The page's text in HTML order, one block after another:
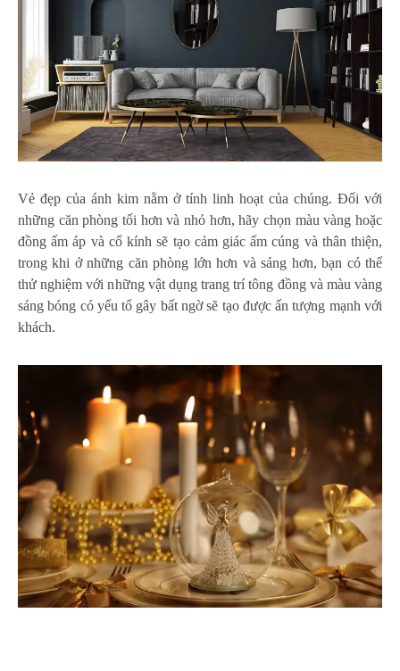
Vẻ đẹp của ánh kim nằm ở tính linh hoạt của chúng. Đối với
những căn phòng tối hơn và nhỏ hơn, hãy chọn màu vàng hoặc
đồng ấm áp và cổ kính sẽ tạo cảm giác ấm cúng và thân thiện,
trong khi ở những căn phòng lớn hơn và sáng hơn, bạn có thể
thử nghiệm với những vật dụng trang trí tông đồng và màu vàng
sáng bóng có yếu tố gây bất ngờ sẽ tạo được ấn tượng mạnh với
khách.